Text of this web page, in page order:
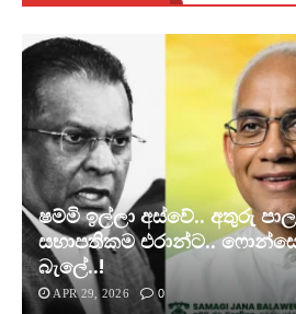
ෂම්මි ඉල්ලා අස්වේ.. අතුරු
සභාපතිකම එරාන්ට..
බැලේ..!
APR 29, 2026 0